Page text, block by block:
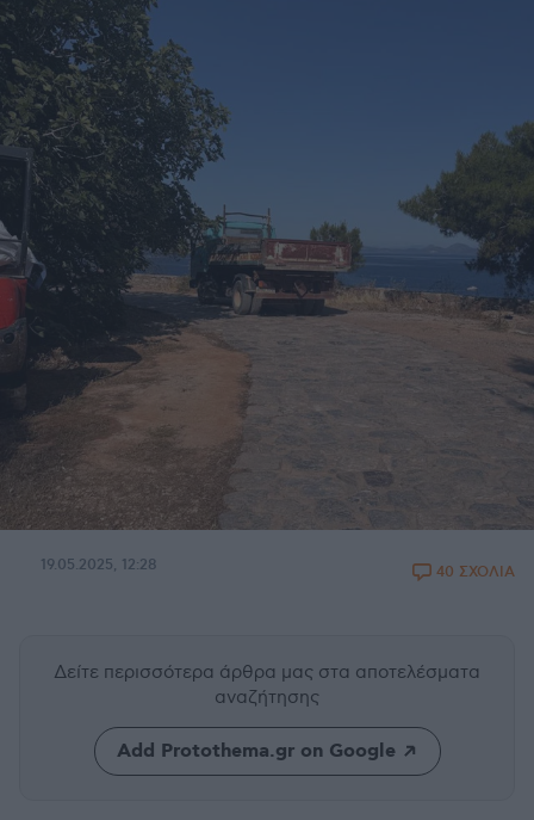
19.05.2025, 12:28 40 ΣΧΟΛΙΑ
Δείτε περισσότερα άρθρα μας στα αποτελέσματα
αναζήτησης
Add Protothema.gr on Google